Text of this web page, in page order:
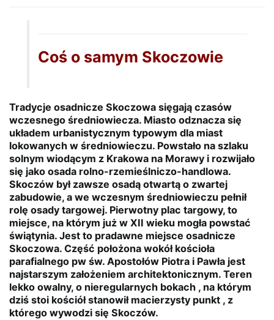
Coś o samym Skoczowie
Tradycje osadnicze Skoczowa sięgają czasów
wczesnego średniowiecza. Miasto odznacza się
układem urbanistycznym typowym dla miast
lokowanych w średniowieczu. Powstało na szlaku
solnym wiodącym z Krakowa na Morawy i rozwijało
się jako osada rolno-rzemieślniczo-handlowa.
Skoczów był zawsze osadą otwartą o zwartej
zabudowie, a we wczesnym średniowieczu pełnił
rolę osady targowej. Pierwotny plac targowy, to
miejsce, na którym już w XII wieku mogła powstać
świątynia. Jest to pradawne miejsce osadnicze
Skoczowa. Część położona wokół kościoła
parafialnego pw św. Apostołów Piotra i Pawła jest
najstarszym założeniem architektonicznym. Teren
lekko owalny, o nieregularnych bokach , na którym
dziś stoi kościół stanowił macierzysty punkt , z
którego wywodzi się Skoczów.